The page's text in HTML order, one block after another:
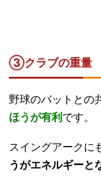
③クラブの重量
野球のバットとの
ほうが有利 です。
スイングアークに
うがエネルギーと